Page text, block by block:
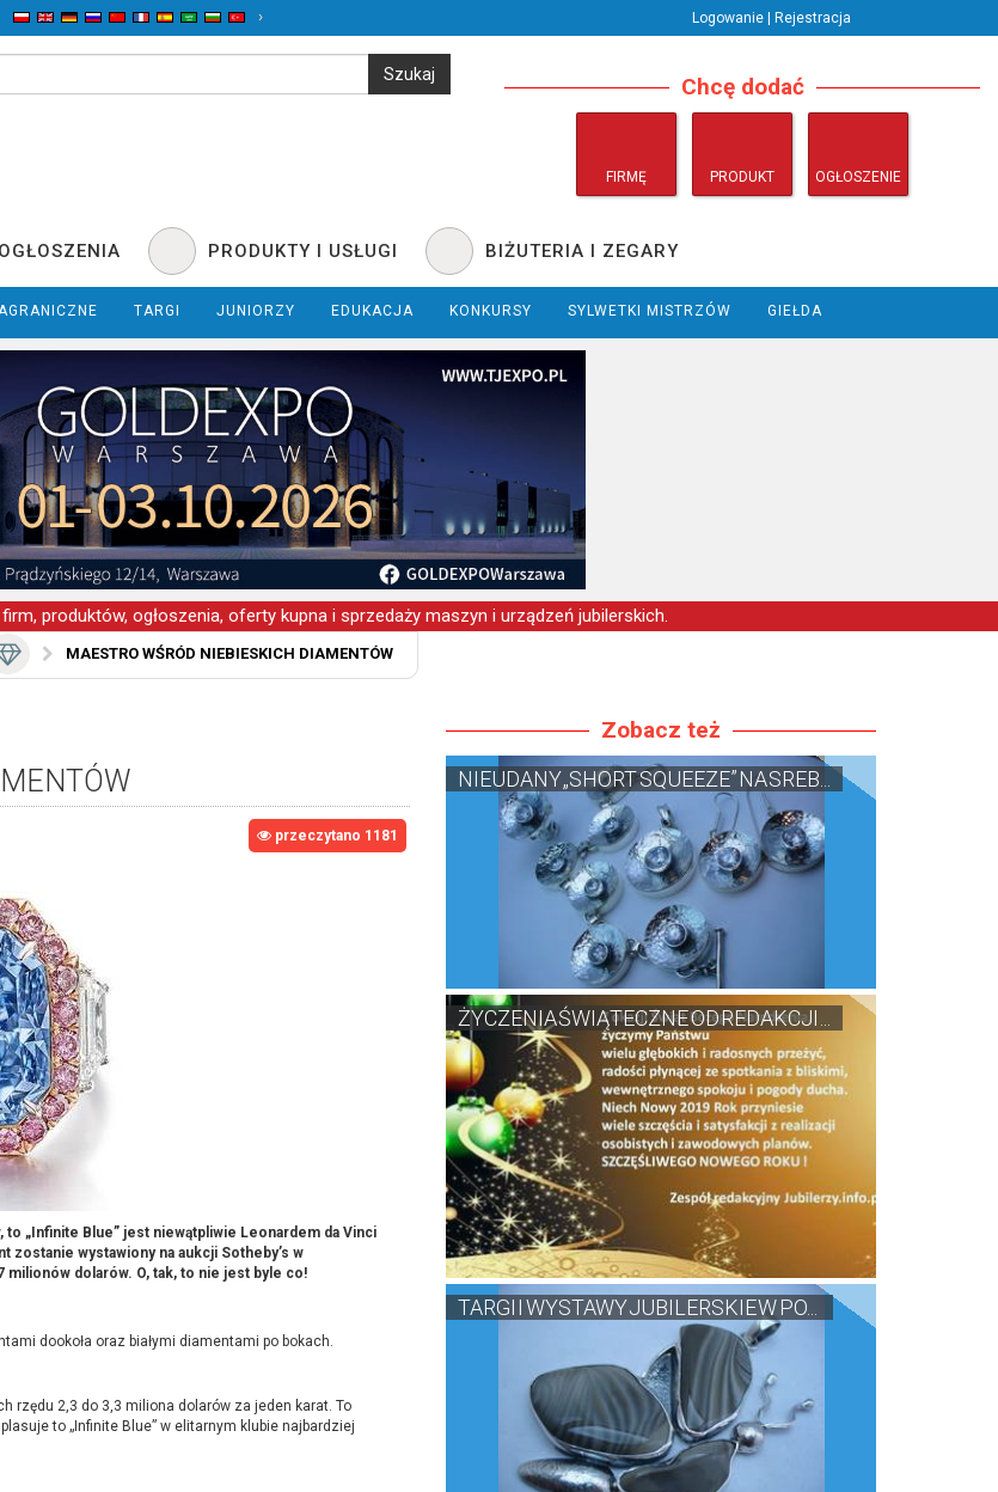
› Logowanie | Rejestracja
Chcę dodać
FIRMĘ PRODUKT OGŁOSZENIE
OGŁOSZENIA PRODUKTY I USŁUGI BIŻUTERIA I ZEGARY
TARGI JUNIORZY EDUKACJA KONKURSY SYLWETKI MISTRZÓW GIEŁDA
produktów, ogłoszenia, oferty kupna i sprzedaży maszyn i urządzeń jubilerskich.
MAESTRO WŚRÓD NIEBIESKICH DIAMENTÓW
przeczytano 1181
„Infinite Blue” jest niewątpliwie Leonardem da Vinci
wystawiony na aukcji Sotheby’s w
milionów dolarów. O, tak, to nie jest byle co!
dookoła oraz białymi diamentami po bokach.
rzędu 2,3 do 3,3 miliona dolarów za jeden karat. To
to „Infinite Blue” w elitarnym klubie najbardziej
Zobacz też
NIEUDANY „SHORT SQUEEZE” NA SREB...
ŻYCZENIA ŚWIĄTECZNE OD REDAKCJI ...
TARGI I WYSTAWY JUBILERSKIE W PO...